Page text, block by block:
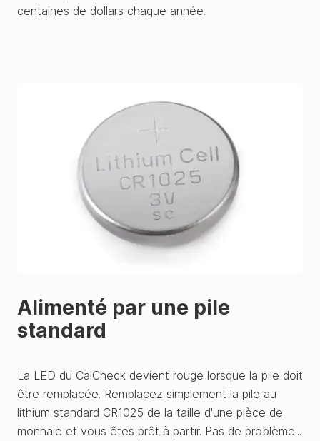
centaines de dollars chaque année.
Alimenté par une pile
standard
La LED du CalCheck devient rouge lorsque la pile doit
être remplacée. Remplacez simplement la pile au
lithium standard CR1025 de la taille d'une pièce de
monnaie et vous êtes prêt à partir. Pas de problème...